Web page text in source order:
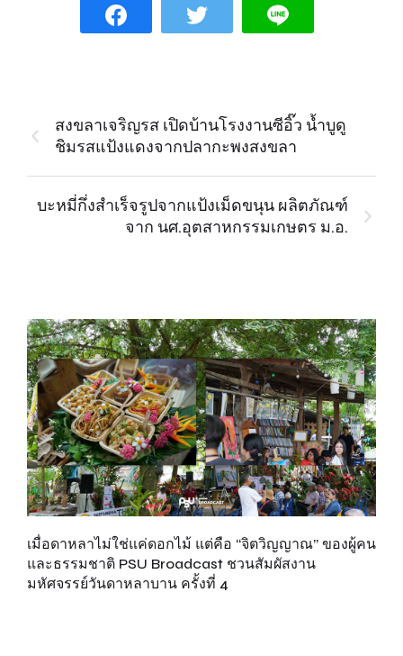
สงขลาเจริญรส เปิดบ้านโรงงานซีอิ๊ว น้ำบูดู
ชิมรสแป้งแดงจากปลากะพงสงขลา
บะหมี่กึ่งสำเร็จรูปจากแป้งเม็ดขนุน ผลิตภัณฑ์
จาก นศ.อุตสาหกรรมเกษตร ม.อ.
เมื่อดาหลาไม่ใช่แค่ดอกไม้ แต่คือ “จิตวิญญาณ” ของผู้คน
และธรรมชาติ PSU Broadcast ชวนสัมผัสงาน
มหัศจรรย์วันดาหลาบาน ครั้งที่ 4